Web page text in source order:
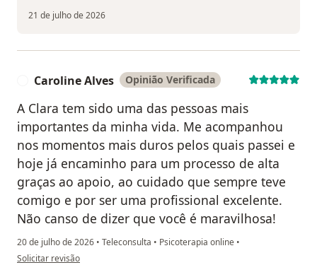
21 de julho de 2026
Caroline Alves Opinião Verificada
A Clara tem sido uma das pessoas mais
importantes da minha vida. Me acompanhou
nos momentos mais duros pelos quais passei e
hoje já encaminho para um processo de alta
graças ao apoio, ao cuidado que sempre teve
comigo e por ser uma profissional excelente.
Não canso de dizer que você é maravilhosa!
20 de julho de 2026 • Teleconsulta • Psicoterapia online •
na opinião do utilizador Caroline Alves
Solicitar revisão